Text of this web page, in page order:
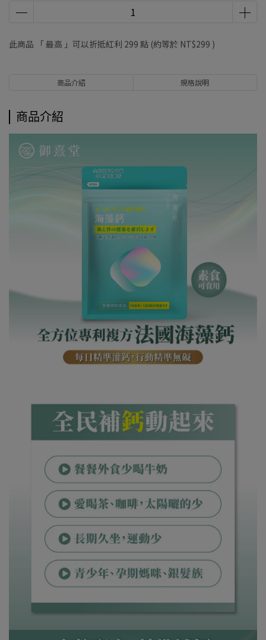
🎁【8/1-8/16限定】滿6999贈健字號苦瓜胜肽(30顆) ※贈品送
🎁【7/22-8/31限定】滿1688贈葉黃素(30顆)｜滿2888贈B群
+鐵(60顆)｜滿4888贈酵素益生菌(30包) ※贈品送完為止，以
此商品 「 最高 」可以折抵紅利 299 點 (約等於 NT$299 )
商品介紹 規格說明
商品介紹